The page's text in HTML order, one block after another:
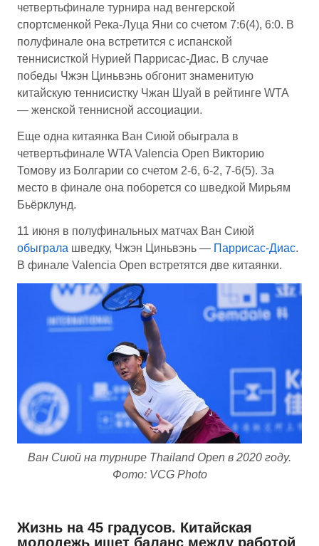
четвертьфинале турнира над венгерской
спортсменкой Река-Луца Яни со счетом 7:6(4), 6:0. В
полуфинале она встретится с испанской
теннисисткой Нурией Паррисас-Диас. В случае
победы Чжэн Циньвэнь обгонит знаменитую
китайскую теннисистку Чжан Шуай в рейтинге WTA
— женской теннисной ассоциации.
Еще одна китаянка Ван Сиюй обыграла в
четвертьфинале WTA Valencia Open Викторию
Томову из Болгарии со счетом 2-6, 6-2, 7-6(5). За
место в финале она поборется со шведкой Мирьям
Бьёрклунд.
11 июня в полуфинальных матчах Ван Сиюй
обыграла шведку, Чжэн Циньвэнь — Паррисас-Диас.
В финале Valencia Open встретятся две китаянки.
Ван Сиюй на турнире Thailand Open в 2020 году.
Фото: VCG Photo
Жизнь на 45 градусов. Китайская
молодежь ищет баланс между работой